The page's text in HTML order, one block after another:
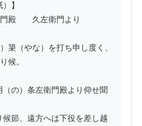
】
　　久左衛門より
簗（やな）を打ち申し度く、
候。
（の）条左衛門殿より仰せ聞
節、遠方へは下役を差し越